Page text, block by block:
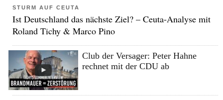
STURM AUF CEUTA
Ist Deutschland das nächste Ziel? – Ceuta-Analyse mit
Roland Tichy & Marco Pino
Club der Versager: Peter Hahne
rechnet mit der CDU ab